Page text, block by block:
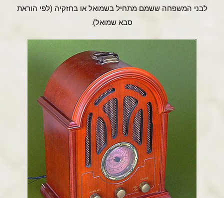
לבני המשפחה ששמם מתחיל בשמואל או בחזקיה (לפי הוראת
סבא שמואל).